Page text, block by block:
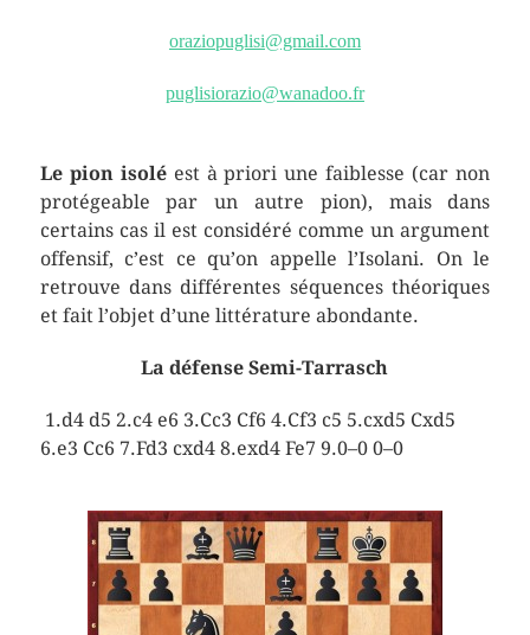
oraziopuglisi@gmail.com
puglisiorazio@wanadoo.fr
Le pion isoléest à priori une faiblesse (car non
protégeable par un autre pion), mais dans
certains cas il est considéré comme un argument
offensif, c’est ce qu’on appelle l’Isolani. On le
retrouve dans différentes séquences théoriques
et fait l’objet d’une littérature abondante.
La défense Semi-Tarrasch
1.d4 d5 2.c4 e6 3.Cc3 Cf6 4.Cf3 c5 5.cxd5 Cxd5
6.e3 Cc6 7.Fd3 cxd4 8.exd4 Fe7 9.0–0 0–0